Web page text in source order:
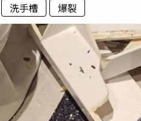
洗手槽 爆裂